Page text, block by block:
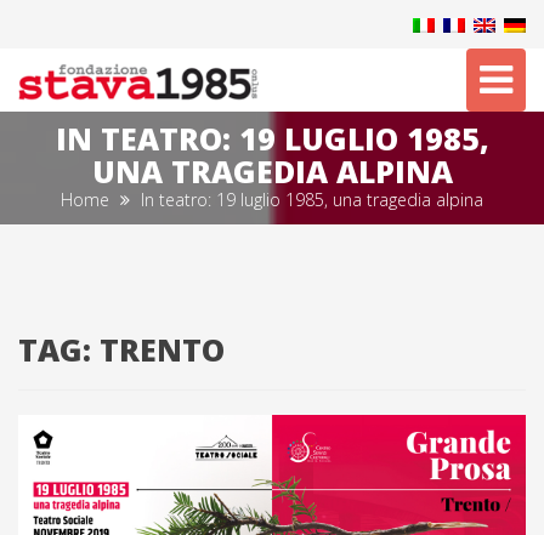
IN TEATRO: 19 LUGLIO 1985,
UNA TRAGEDIA ALPINA
Home In teatro: 19 luglio 1985, una tragedia alpina
TAG: TRENTO